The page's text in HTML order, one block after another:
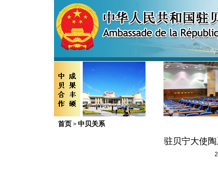
首页 > 中贝关系
驻贝宁大使